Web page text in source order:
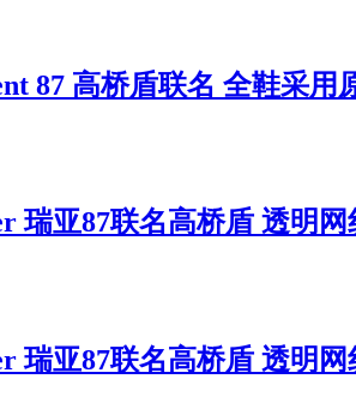
87 高桥盾联名 全鞋采用
瑞亚87联名高桥盾 透明
瑞亚87联名高桥盾 透明